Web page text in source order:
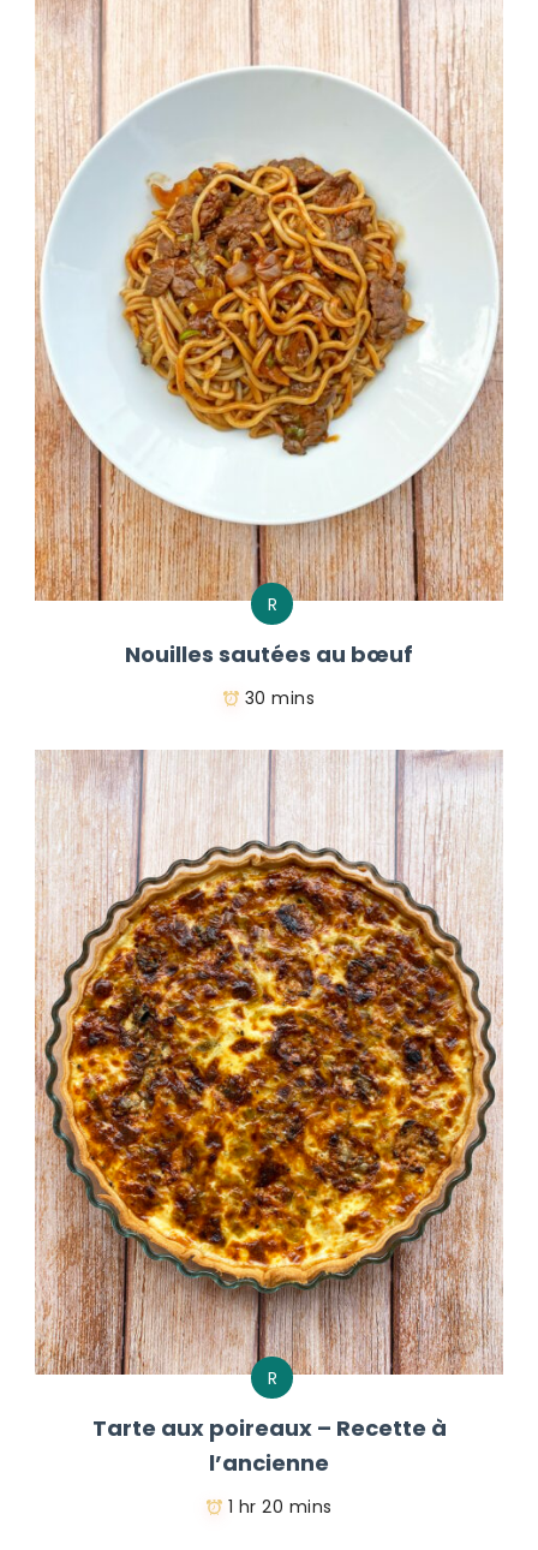
R
Nouilles sautées au bœuf
30 mins
R
Tarte aux poireaux – Recette à
l’ancienne
1 hr 20 mins